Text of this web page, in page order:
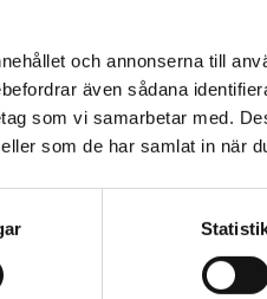
och annonserna till
även sådana
som vi samarbetar med.
som de har samlat in när
du besöker
Vi erbjuder inte
slutföra ett köp måste
vara i Sverige.Läs mer
Kundservice
Kontakta